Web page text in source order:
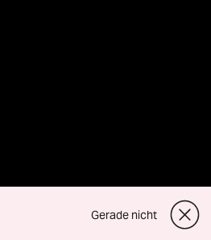
Gerade nicht